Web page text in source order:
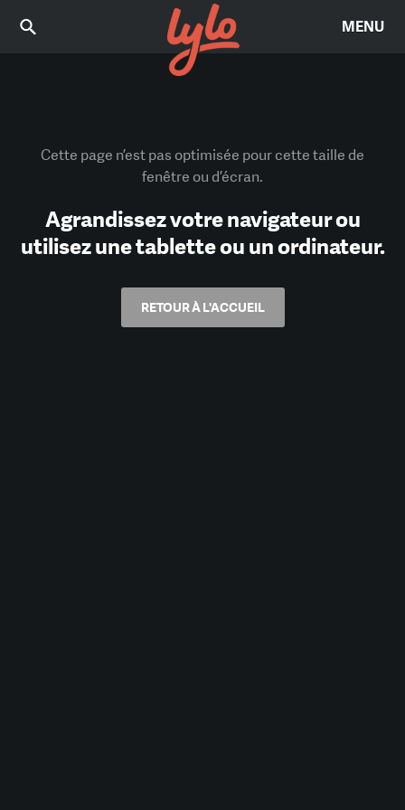
MENU
Cette page n’est pas optimisée pour cette taille de
fenêtre ou d’écran.
Agrandissez votre navigateur ou
utilisez une tablette ou un ordinateur.
RETOUR À L'ACCUEIL